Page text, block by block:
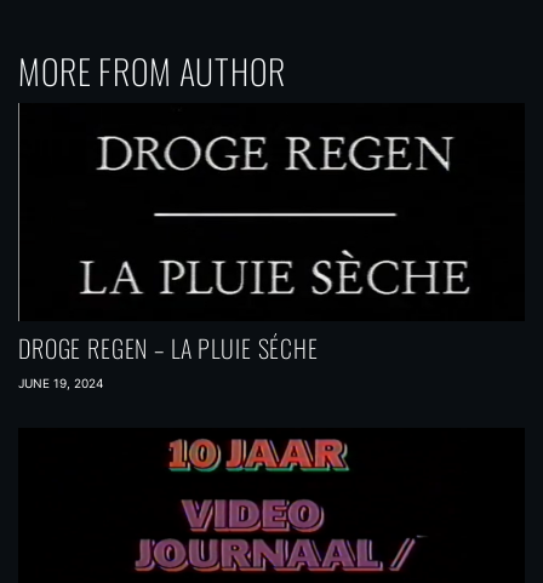
MORE FROM AUTHOR
DROGE REGEN – LA PLUIE SÉCHE
JUNE 19, 2024